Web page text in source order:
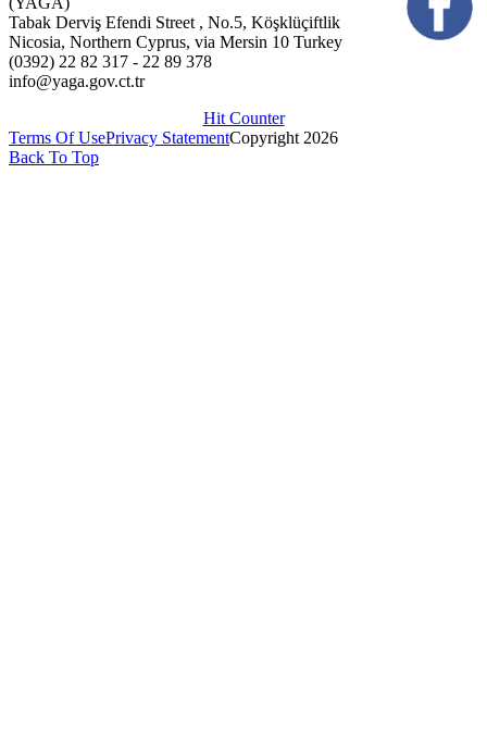
Tabak Derviş Efendi Street , No.5, Köşklüçiftlik
Nicosia, Northern Cyprus, via Mersin 10 Turkey
(0392) 22 82 317 - 22 89 378
info@yaga.gov.ct.tr
Hit Counter
Terms Of UsePrivacy StatementCopyright 2026
Back To Top